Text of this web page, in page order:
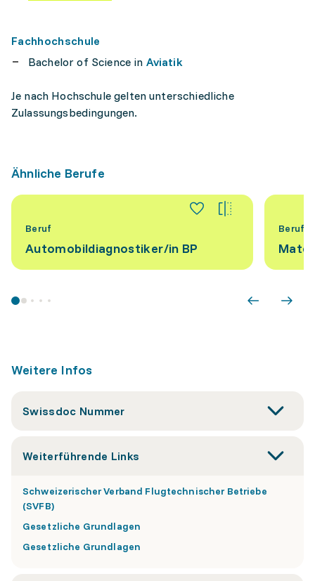
Fachhochschule
Bachelor of Science in Aviatik
Je nach Hochschule gelten unterschiedliche
Zulassungsbedingungen.
Ähnliche Berufe
Beruf
Automobildiagnostiker/​in BP
Beruf
Weitere Infos
Swissdoc Nummer
Weiterführende Links
Schweizerischer Verband Flugtechnischer Betriebe
(SVFB)
Gesetzliche Grundlagen
Gesetzliche Grundlagen